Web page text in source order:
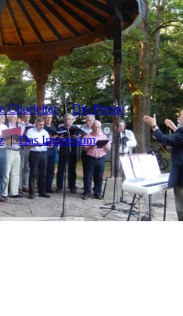
Chorleiter Die Presse
Das Impressum